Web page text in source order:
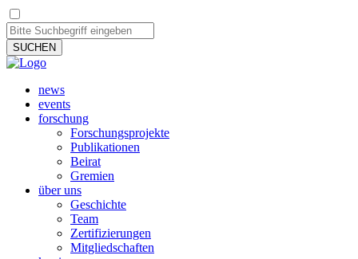
SUCHEN
news
events
forschung
Forschungsprojekte
Publikationen
Beirat
Gremien
über uns
Geschichte
Team
Zertifizierungen
Mitgliedschaften